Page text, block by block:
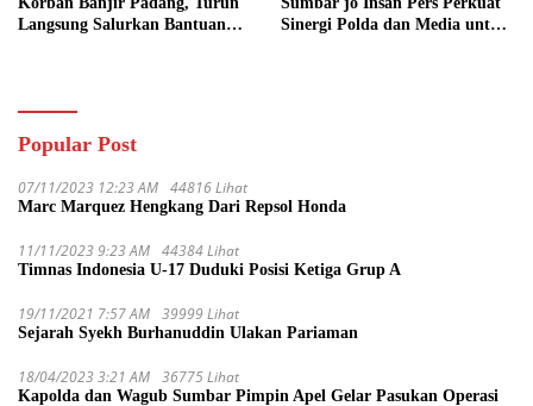
Langsung Salurkan Bantuan
Sinergi Polda dan Media untuk
Popular Post
07/11/2023 12:23 AM 44816 Lihat
Marc Marquez Hengkang Dari Repsol Honda
11/11/2023 9:23 AM 44384 Lihat
Timnas Indonesia U-17 Duduki Posisi Ketiga Grup A
19/11/2021 7:57 AM 39999 Lihat
Sejarah Syekh Burhanuddin Ulakan Pariaman
18/04/2023 3:21 AM 36775 Lihat
Kapolda dan Wagub Sumbar Pimpin Apel Gelar Pasukan Operasi